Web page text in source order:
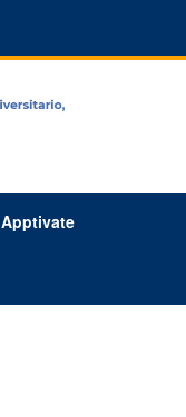
Apptivate